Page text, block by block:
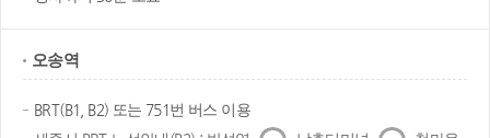
오송역
BRT(B1, B2) 또는 751번 버스 이용